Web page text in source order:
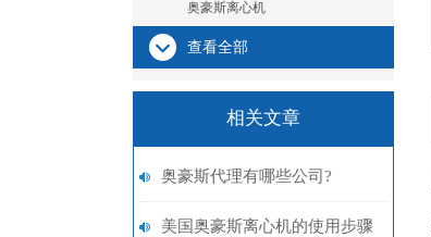
奥豪斯离心机
查看全部
相关文章
奥豪斯代理有哪些公司?
美国奥豪斯离心机的使用步骤